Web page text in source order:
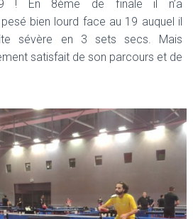
! En 8ème de finale il n’a
bien lourd face au 19 auquel il
sévère en 3 sets secs. Mais
satisfait de son parcours et de